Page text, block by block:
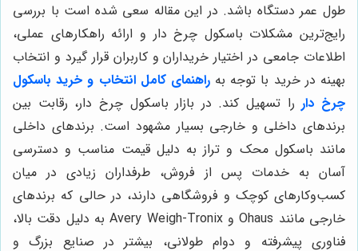
طول عمر دستگاه باشد. در این مقاله سعی شده است با بررسی
رایج‌ترین مشکلات باسکول چرخ دار و ارائه راهکارهای عملی،
اطلاعات جامعی در اختیار خریداران و کاربران قرار گیرد و انتخاب
بهینه در خرید با توجه بهراهنمای کامل انتخاب و خرید باسکول
چرخ داررا تسهیل کند. در بازار باسکول چرخ دار، رقابت بین
برندهای داخلی و خارجی بسیار مشهود است. برندهای داخلی
مانند باسکول محک و تراز به دلیل قیمت مناسب و دسترسی
آسان به خدمات پس از فروش، طرفداران زیادی در میان
کسب‌وکارهای کوچک و فروشگاهی دارند، در حالی که برندهای
خارجی مانند Ohaus و Avery Weigh-Tronix به دلیل دقت بالا،
فناوری پیشرفته و دوام طولانی، بیشتر در صنایع بزرگ و